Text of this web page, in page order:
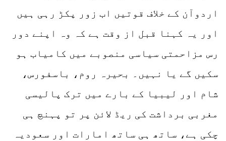
اردوآن کے خلاف قوتیں اب زور پکڑ رہی ہیں
اور یہ کہنا قبل از وقت ہے کہ وہ اپنے دور
رس مزاحمتی سیاسی منصوبے میں کامیاب ہو
سکیں گے یا نہیں۔ بحیرہ روم، باسفورس،
شام اور لیبیا کے بارے میں ترک پالیسی
مغربی برداشت کی ریڈ لائن پر تو پہنچ ہی
چکی ہے، ساتھ ہی ساتھ امارات اور سعودیہ